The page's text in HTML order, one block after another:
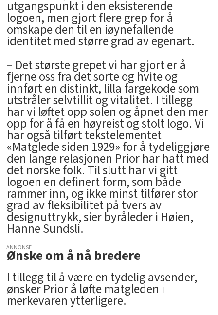
utgangspunkt i den eksisterende
logoen, men gjort flere grep for å
omskape den til en iøynefallende
identitet med større grad av egenart.
– Det største grepet vi har gjort er å
fjerne oss fra det sorte og hvite og
innført en distinkt, lilla fargekode som
utstråler selvtillit og vitalitet. I tillegg
har vi løftet opp solen og åpnet den mer
opp for å få en høyreist og stolt logo. Vi
har også tilført tekstelementet
«Matglede siden 1929» for å tydeliggjøre
den lange relasjonen Prior har hatt med
det norske folk. Til slutt har vi gitt
logoen en definert form, som både
rammer inn, og ikke minst tilfører stor
grad av fleksibilitet på tvers av
designuttrykk, sier byråleder i Høien,
Hanne Sundsli.
ANNONSE
Ønske om å nå bredere
I tillegg til å være en tydelig avsender,
ønsker Prior å løfte matgleden i
merkevaren ytterligere.